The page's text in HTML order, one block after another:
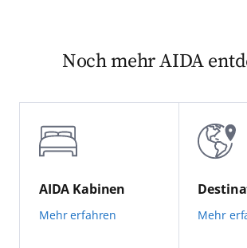
Noch mehr AIDA
Mehr erfahren
AIDA Kabinen
Mehr